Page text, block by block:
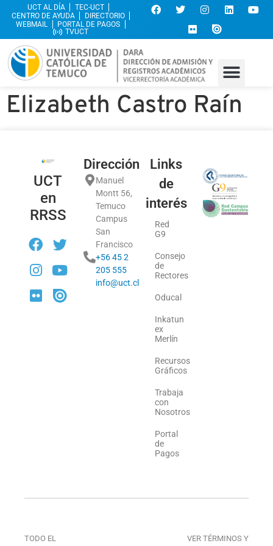
UCT AL DÍA
TEC-UCT
CENTRO DE AYUDA
DIRECTORIO
WEBMAIL
PORTAL DE PAGOS
TVUCT
Elizabeth Castro Raín
UCT
en
RRSS
Dirección
Manuel
Montt 56,
Temuco
Campus
San
Francisco
+56 45 2
205 555
info@uct.cl
Links
de
interés
Red
G9
Consejo
de
Rectores
Oducal
Inkatun
ex
Merlín
Recursos
Gráficos
Trabaja
con
Nosotros
Portal
de
Pagos
TODO EL VER TÉRMINOS Y